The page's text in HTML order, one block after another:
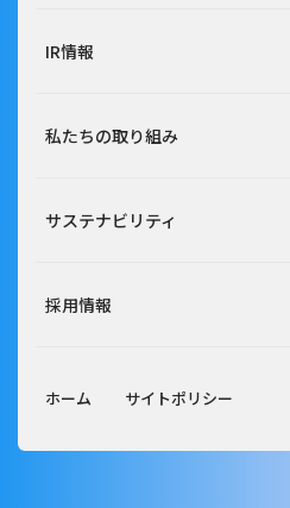
IR情報
私たちの取り組み
サステナビリティ
採用情報
ホーム サイトポリシー